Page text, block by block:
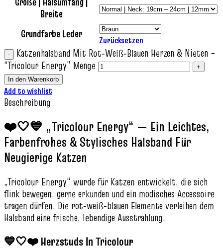
Breite
Grundfarbe Leder
Zurücksetzen
Katzenhalsband Mit Rot‑Weiß‑Blauen Herzen & Nieten –
“Tricolour Energy” Menge
In den Warenkorb
Add to wishlist
Beschreibung
❤️🤍💙 „Tricolour Energy“ — Ein Leichtes,
Farbenfrohes & Stylisches Halsband Für
Neugierige Katzen
„Tricolour Energy“ wurde für Katzen entwickelt, die sich
flink bewegen, gerne erkunden und ein modisches Accessoire
tragen dürfen. Die rot‑weiß‑blauen Elemente verleihen dem
Halsband eine frische, lebendige Ausstrahlung.
💙🤍❤️ Herzstuds In Tricolour